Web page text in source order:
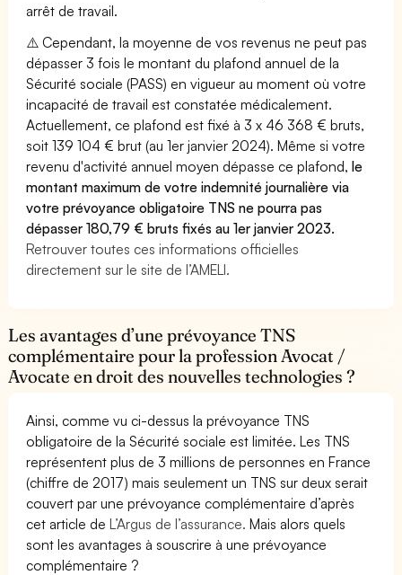
arrêt de travail.
⚠️ Cependant, la moyenne de vos revenus ne peut pas
dépasser 3 fois le montant du plafond annuel de la
Sécurité sociale (PASS) en vigueur au moment où votre
incapacité de travail est constatée médicalement.
Actuellement, ce plafond est fixé à 3 x 46 368 € bruts,
soit 139 104 € brut (au 1er janvier 2024). Même si votre
revenu d'activité annuel moyen dépasse ce plafond,le
montant maximum de votre indemnité journalière via
votre prévoyance obligatoire TNS ne pourra pas
dépasser 180,79 € bruts fixés au 1er janvier 2023.
Retrouver toutes ces informations officielles
directement sur le site de l’AMELI.
Les avantages d’une prévoyance TNS
complémentaire pour la profession Avocat /
Avocate en droit des nouvelles technologies ?
Ainsi, comme vu ci-dessus la prévoyance TNS
obligatoire de la Sécurité sociale est limitée. Les TNS
représentent plus de 3 millions de personnes en France
(chiffre de 2017) mais seulement un TNS sur deux serait
couvert par une prévoyance complémentaire d’après
cet article deL’Argus de l’assurance. Mais alors quels
sont les avantages à souscrire à une prévoyance
complémentaire ?